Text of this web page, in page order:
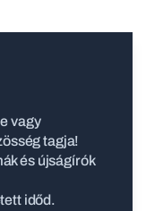
vagy
tagja!
és újságírók
időd.